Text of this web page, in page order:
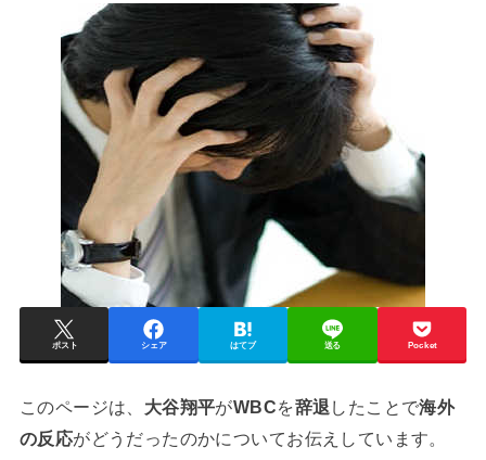
ポスト シェア はてブ 送る Pocket
このページは、 大谷翔平がWBCを辞退 したことで海外
の反応がどうだったのかについてお伝えしています。